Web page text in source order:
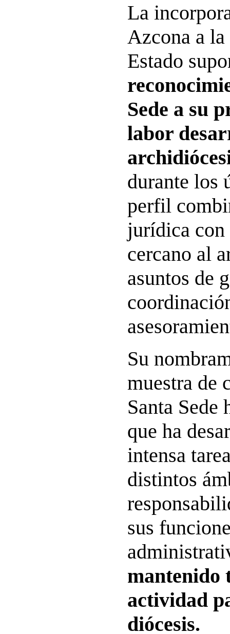
La
Azcona a la
Estado
Sede a su
labor
durante los
perfil
jurídica con
cercano al
asuntos de
Su
muestra de
Santa Sede
que ha
intensa
distintos
sus
mantenido
actividad
diócesis.